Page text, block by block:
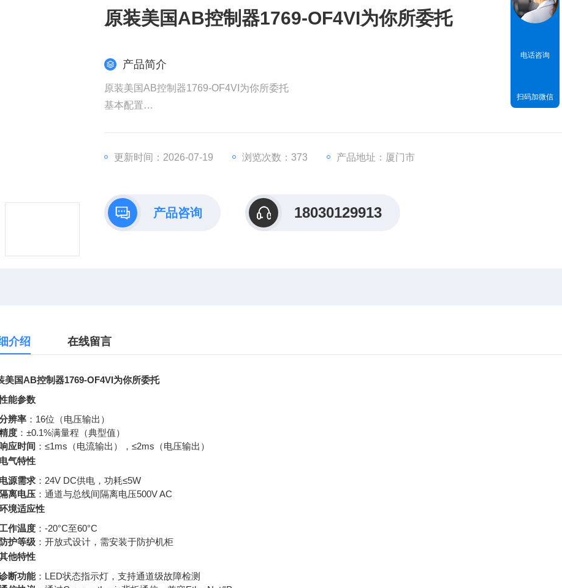
原装美国AB控制器1769-OF4VI为你所委托
产品简介
原装美国AB控制器1769-OF4VI为你所委托
​基本配置​
​信号类型​：支持±10V DC电压输出及0-20mA/4-20mA电流输出
更新时间：2026-07-19 浏览次数：373 产品地址：厦门市
产品咨询 18030129913
介绍 在线留言
美国AB控制器1769-OF4VI为你所委托
能参数
辨率 ：16位（电压输出）
度 ：±0.1%满量程（典型值）
响应时间 ：≤1ms（电流输出），≤2ms（电压输出）
电气特性
电源需求 ：24V DC供电，功耗≤5W
隔离电压 ：通道与总线间隔离电压500V AC
境适应性
作温度 ：-20°C至60°C
防护等级 ：开放式设计，需安装于防护机柜
他特性
断功能：LED状态指示灯，支持通道级故障检测
电话咨询
扫码加微信